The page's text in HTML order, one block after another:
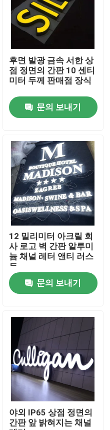
후면 발광 금속 서한 상
점 정면의 간판 10 센티
미터 두께 판매점 장식
문의 보내기
12 밀리미터 아크릴 회
사 로고 벽 간판 알루미
늄 채널 레터 앤티 러스
트
문의 보내기
야외 IP65 상점 정면의
간판 앞 밝혀지는 채널